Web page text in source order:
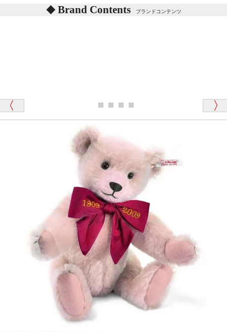
記載しておりますので、ぜひ探してみてください。
ディベアがいます。
「スクエーカー内蔵」と記載しておりますので、ぜひ
探してみてください。
シュタイフ社製品の実物を見ることはできますか？
当店はネット販売ですので実物をお見せすることが
海外からのお取り寄せと言うことですが、商品はきち
んと届きますか？
ご安心ください！商品は確実にお届けします。
商品は直接海外から届くのですか。受取の際、関税な
どはかかりますか？
商品は全て当店へ入荷させたのち欠品を行いお客様
「前に買ったことがあったお店でしたので」
千葉県 U・Y 様 （女性）
「ChatGPTを利用したところ「くまの小屋」さ
んを紹介され…」
埼玉県 S・W 様
「送られる際にメールなどで届けて頂きとても
安心感がありました」
Brand Contents ブランドコンテンツ